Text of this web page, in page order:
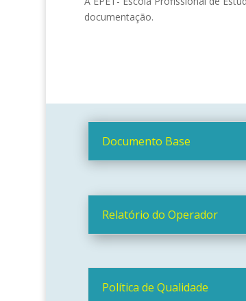
documentação.
Documento Base
Relatório do Operador
Política de Qualidade